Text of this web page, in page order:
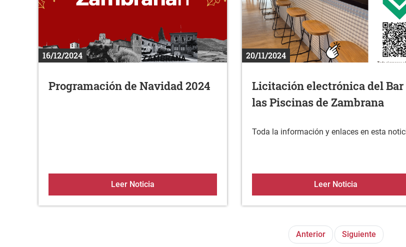
16/12/2024
Programación de Navidad 2024
Leer NoticiaProgramación de Navidad 2024
20/11/2024
Licitación electrónica del Bar
las Piscinas de Zambrana
Toda la información y enlaces en esta
Leer Noticia Licitación
Anterior Siguiente